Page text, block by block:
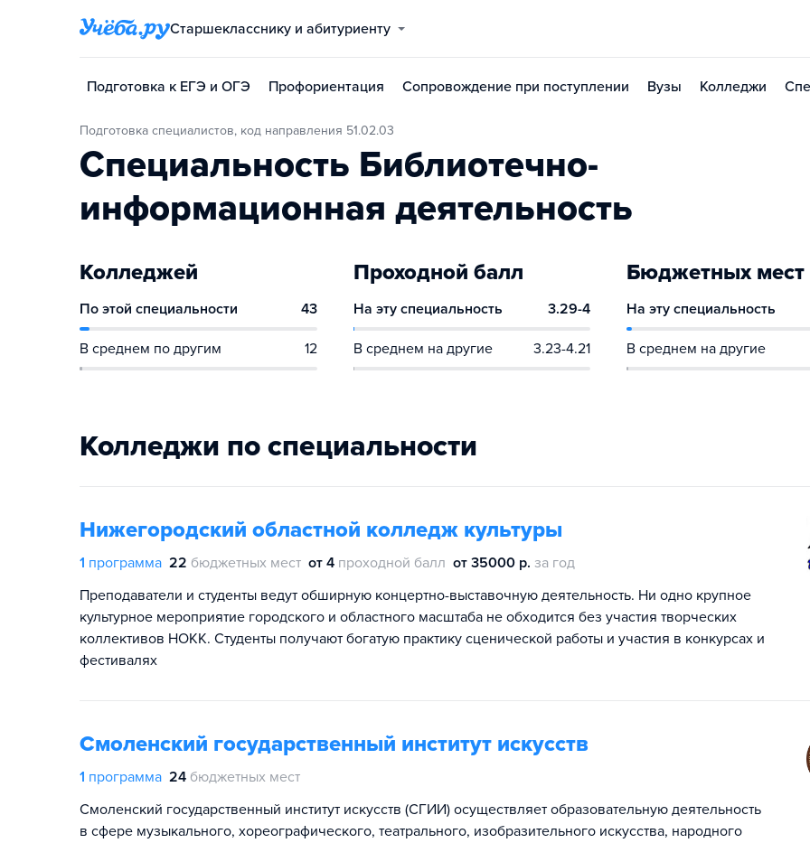
Старшекласснику и абитуриенту
Подготовка к ЕГЭ и ОГЭ Профориентация Сопровождение при поступлении Вузы Колледжи
Подготовка специалистов, код направления 51.02.03
Специальность Библиотечно-
информационная деятельность
Колледжей
По этой специальности 43
В среднем по другим 12
Проходной балл
На эту специальность 3.29-4
В среднем на другие 3.23-4.21
Бюджетных мест
На эту специальность
В среднем на другие
Колледжи по специальности
Нижегородский областной колледж культуры
1 программа 22 бюджетных мест от 4 проходной балл от 35000 р. за год
Преподаватели и студенты ведут обширную концертно-выставочную деятельность. Ни одно крупное
культурное мероприятие городского и областного масштаба не обходится без участия творческих
коллективов НОКК. Студенты получают богатую практику сценической работы и участия в конкурсах и
фестивалях
Смоленский государственный институт искусств
1 программа 24 бюджетных мест
Cмоленский государственный институт искусств (СГИИ) осуществляет образовательную деятельность
в сфере музыкального, хореографического, театрального, изобразительного искусства, народного